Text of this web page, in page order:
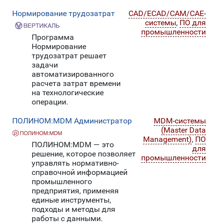
Нормирование трудозатрат
Программа
Нормирование
трудозатрат решает
задачи
автоматизированного
расчета затрат времени
на технологические
операции.
CAD/ECAD/CAM/CAE-
системы, ПО для
промышленности
ПОЛИНОМ:MDM Администратор
ПОЛИНОМ:MDM — это
решение, которое позволяет
управлять нормативно-
справочной информацией
промышленного
предприятия, применяя
единые инструменты,
подходы и методы для
работы с данными.
MDM-системы
(Master Data
Management), ПО
для
промышленности